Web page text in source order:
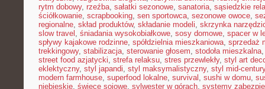
rytm dobowy, rzeźba, sałatki sezonowe, sanatoria, sąsiedzkie
ściółkowanie, scrapbooking, sen sportowca, sezonowe owoce,
regionalne, skład produktów, składanie modeli, skrzynka
slow travel , śniadania wysokobiałkowe, sosy domowe, spacer w
spływy kajakowe rodzinne, spółdzielnia mieszkaniowa, sprzedaż
trekkingowy, stabilizacja, sterowanie głosem, stodoła mieszkalna
street food azjatycki, strefa relaksu, stres przewlekły, styl art
eklektyczny, styl japandi, styl maksymalistyczny, styl mid-century
modern farmhouse, superfood lokalne, survival , sushi w domu,
niebieskie, świece sojowe, sylwester w górach, systemy